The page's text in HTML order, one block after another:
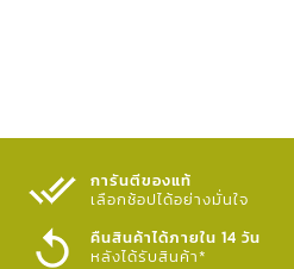
การันตีของแท้
เลือกช้อปได้อย่างมั่นใจ​
คืนสินค้าได้ภายใน 14 วัน
หลังได้รับสินค้า*